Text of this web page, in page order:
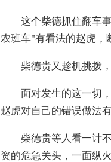
这个柴德抓住翻车事
农班车"有看法的赵虎，
柴德贵又趁机挑拨，
面对发生的这一切，
赵虎对自己的错误做法有
柴德贵等人看一计不
资的危急关头，一面纵